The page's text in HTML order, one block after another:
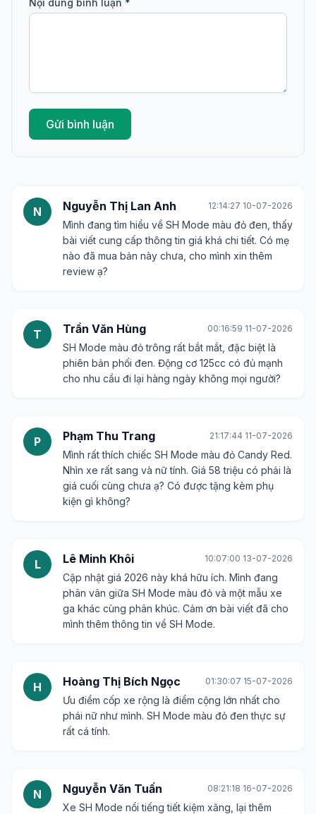
Nội dung bình luận *
Gửi bình luận
N Nguyễn Thị Lan Anh 12:14:27 10-07-2026
Mình đang tìm hiểu về SH Mode màu đỏ đen, thấy
bài viết cung cấp thông tin giá khá chi tiết. Có mẹ
nào đã mua bản này chưa, cho mình xin thêm
review ạ?
T Trần Văn Hùng 00:16:59 11-07-2026
SH Mode màu đỏ trông rất bắt mắt, đặc biệt là
phiên bản phối đen. Động cơ 125cc có đủ mạnh
cho nhu cầu đi lại hàng ngày không mọi người?
P Phạm Thu Trang 21:17:44 11-07-2026
Mình rất thích chiếc SH Mode màu đỏ Candy Red.
Nhìn xe rất sang và nữ tính. Giá 58 triệu có phải là
giá cuối cùng chưa ạ? Có được tặng kèm phụ
kiện gì không?
L Lê Minh Khôi 10:07:00 13-07-2026
Cập nhật giá 2026 này khá hữu ích. Mình đang
phân vân giữa SH Mode màu đỏ và một mẫu xe
ga khác cùng phân khúc. Cảm ơn bài viết đã cho
mình thêm thông tin về SH Mode.
H Hoàng Thị Bích Ngọc 01:30:07 15-07-2026
Ưu điểm cốp xe rộng là điểm cộng lớn nhất cho
phái nữ như mình. SH Mode màu đỏ đen thực sự
rất cá tính.
N Nguyễn Văn Tuấn 08:21:18 16-07-2026
Xe SH Mode nổi tiếng tiết kiệm xăng, lại thêm